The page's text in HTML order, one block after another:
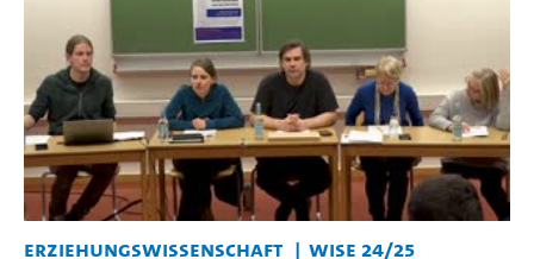
Erziehungswissenschaft WiSe 24/25